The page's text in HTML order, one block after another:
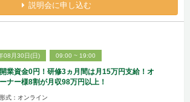
説明会に申し込む
08月30日(日) 09:00 ~ 19:00
開業資金0円！研修3ヵ月間は月15万円支給！オ
ーナー様8割が月収98万円以上！
形式：オンライン